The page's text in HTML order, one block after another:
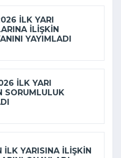
ILK YARI
ILIŞKIN
YAYIMLADI
ILK YARI
SORUMLULUK
YARISINA ILIŞKIN